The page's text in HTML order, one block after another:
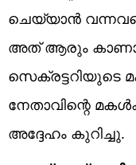
ചെയ്യാൻ
അത് ആരും
സെക്രട്ടറിയുടെ
നേതാവിന്റെ
അദ്ദേഹം കുറിച്ചു.